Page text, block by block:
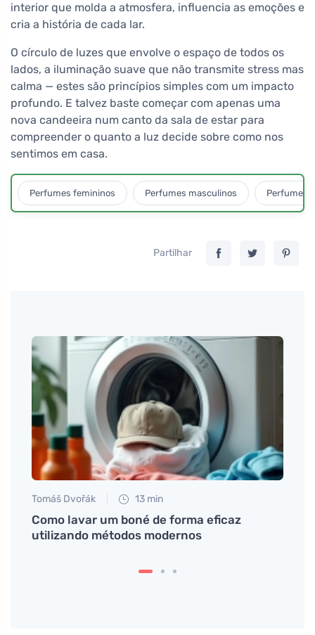
interior que molda a atmosfera, influencia as emoções e
cria a história de cada lar.
O círculo de luzes que envolve o espaço de todos os
lados, a iluminação suave que não transmite stress mas
calma — estes são princípios simples com um impacto
profundo. E talvez baste começar com apenas uma
nova candeeira num canto da sala de estar para
compreender o quanto a luz decide sobre como nos
sentimos em casa.
Perfumes femininos Perfumes masculinos Perfumes
Partilhar
Tomáš Dvořák 13 min
Como lavar um boné de forma eficaz
utilizando métodos modernos